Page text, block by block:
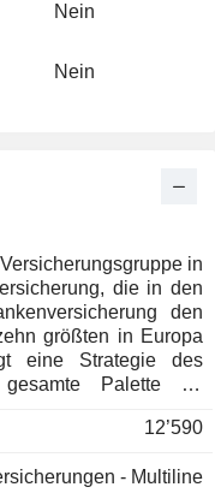
Nein
Nein
in
die in den
den
größten in Europa
Palette an
tätig, die
hauptsächlich über
12’590
- Multiline